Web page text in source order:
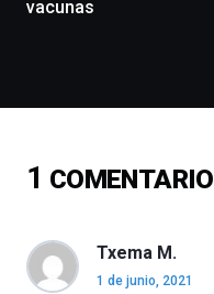
de
16
4
de
vacunas
1 COMENTARIO
Txema M.
1 de junio, 2021